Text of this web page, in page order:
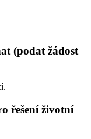
(podat žádost
řešení životní